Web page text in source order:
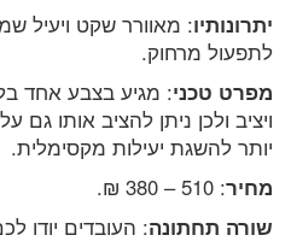
יתרונותיו: מאוורר שקט ויעיל
לתפעול מרחוק.
מפרט טכני: מגיע בצבע אחד
ויציב ולכן ניתן להציב אותו
יותר להשגת יעילות מקסימלית.
מחיר: 510 – 380 ₪.
שורה תחתונה: העובדים יודו